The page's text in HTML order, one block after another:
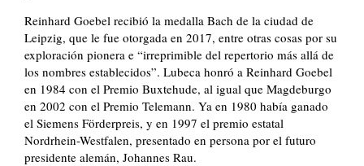
Reinhard Goebel recibió la medalla Bach de la ciudad de
Leipzig, que le fue otorgada en 2017, entre otras cosas por su
exploración pionera e “irreprimible del repertorio más allá de
los nombres establecidos”. Lubeca honró a Reinhard Goebel
en 1984 con el Premio Buxtehude, al igual que Magdeburgo
en 2002 con el Premio Telemann. Ya en 1980 había ganado
el Siemens Förderpreis, y en 1997 el premio estatal
Nordrhein-Westfalen, presentado en persona por el futuro
presidente alemán, Johannes Rau.